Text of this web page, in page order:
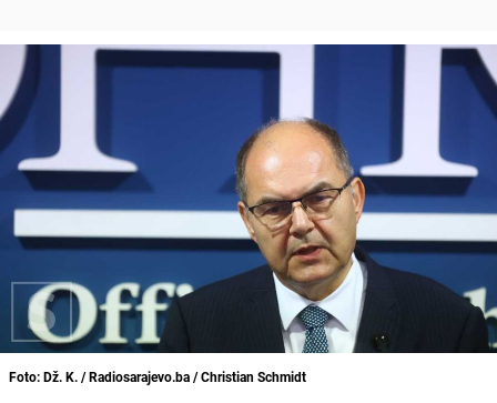
Foto: Dž. K. / Radiosarajevo.ba / Christian Schmidt